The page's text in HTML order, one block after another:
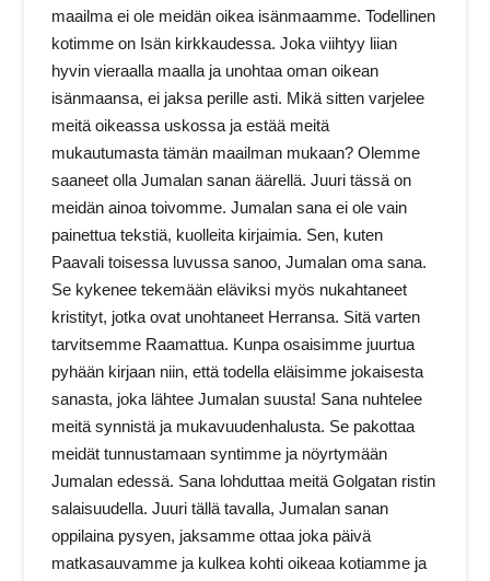
maailma ei ole meidän oikea isänmaamme. Todellinen
kotimme on Isän kirkkaudessa. Joka viihtyy liian
hyvin vieraalla maalla ja unohtaa oman oikean
isänmaansa, ei jaksa perille asti. Mikä sitten varjelee
meitä oikeassa uskossa ja estää meitä
mukautumasta tämän maailman mukaan? Olemme
saaneet olla Jumalan sanan äärellä. Juuri tässä on
meidän ainoa toivomme. Jumalan sana ei ole vain
painettua tekstiä, kuolleita kirjaimia. Sen, kuten
Paavali toisessa luvussa sanoo, Jumalan oma sana.
Se kykenee tekemään eläviksi myös nukahtaneet
kristityt, jotka ovat unohtaneet Herransa. Sitä varten
tarvitsemme Raamattua. Kunpa osaisimme juurtua
pyhään kirjaan niin, että todella eläisimme jokaisesta
sanasta, joka lähtee Jumalan suusta! Sana nuhtelee
meitä synnistä ja mukavuudenhalusta. Se pakottaa
meidät tunnustamaan syntimme ja nöyrtymään
Jumalan edessä. Sana lohduttaa meitä Golgatan ristin
salaisuudella. Juuri tällä tavalla, Jumalan sanan
oppilaina pysyen, jaksamme ottaa joka päivä
matkasauvamme ja kulkea kohti oikeaa kotiamme ja